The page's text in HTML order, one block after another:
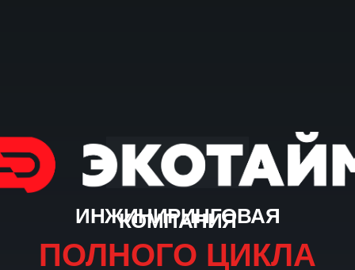
ИНЖИНИРИНГОВАЯ
КОМПАНИЯ
ПОЛНОГО ЦИКЛА